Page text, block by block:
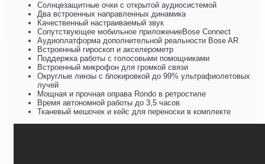
Солнцезащитные очки с открытой аудиосистемой
Два встроенных направленных динамика
Качественный настраиваемый звук
Сопутствующее мобильное приложениеBose Connect
Аудиоплатформа дополнительной реальности Bose AR
Встроенный гироскоп и акселерометр
Поддержка работы с голосовыми помощниками
Встроенный микрофон для громкой связи
Округлые линзы с блокировкой до 99% ультрафиолетовых
лучей
Мощная и прочная оправа Rondo в ретростиле
Время автономной работы до 3,5 часов
Тканевый мешочек и кейс для переноски в комплекте